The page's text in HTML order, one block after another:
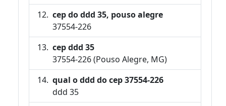
cep do ddd 35, pouso alegre
37554-226
cep ddd 35
37554-226 (Pouso Alegre, MG)
qual o ddd do cep 37554-226
ddd 35